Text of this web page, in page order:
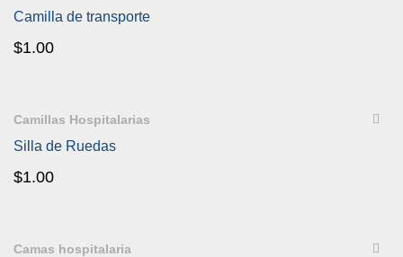
Camilla de transporte
$1.00
Camillas Hospitalarias
Silla de Ruedas
$1.00
Camas hospitalaria